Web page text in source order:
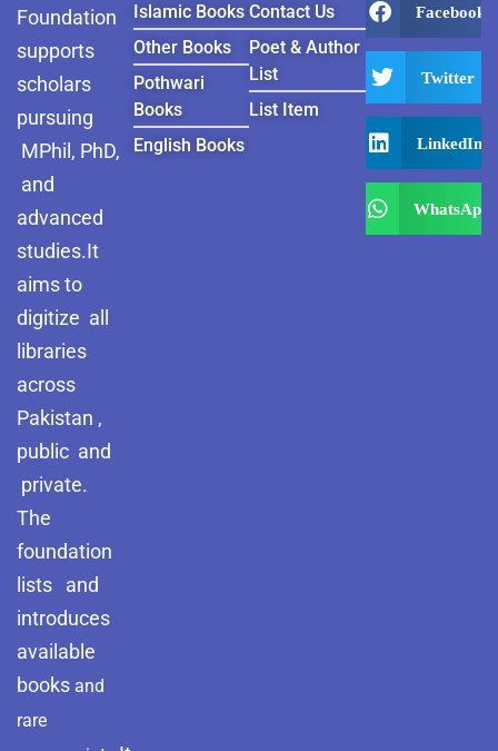
Foundation
supports
scholars
pursuing
MPhil, PhD,
and
advanced
studies.It
aims to
digitize all
libraries
across
Pakistan ,
public and
private.
The
foundation
lists and
introduces
available
books and
rare
Islamic Books
Other Books
Pothwari
Books
English Books
Contact Us
Poet & Author
List
List Item
Facebook
Twitter
LinkedIn
WhatsApp